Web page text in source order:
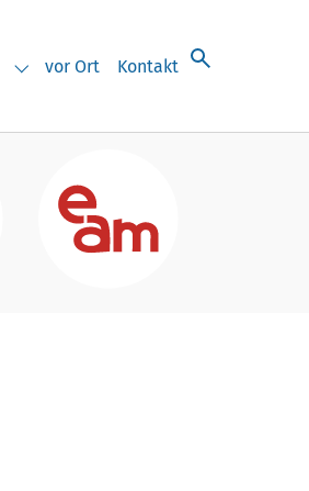
Submenu for "Soziale Arbeit"
vor Ort Kontakt